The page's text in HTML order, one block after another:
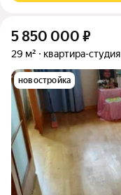
5 850 000 ₽
29 м² квартира-студия
новостройка